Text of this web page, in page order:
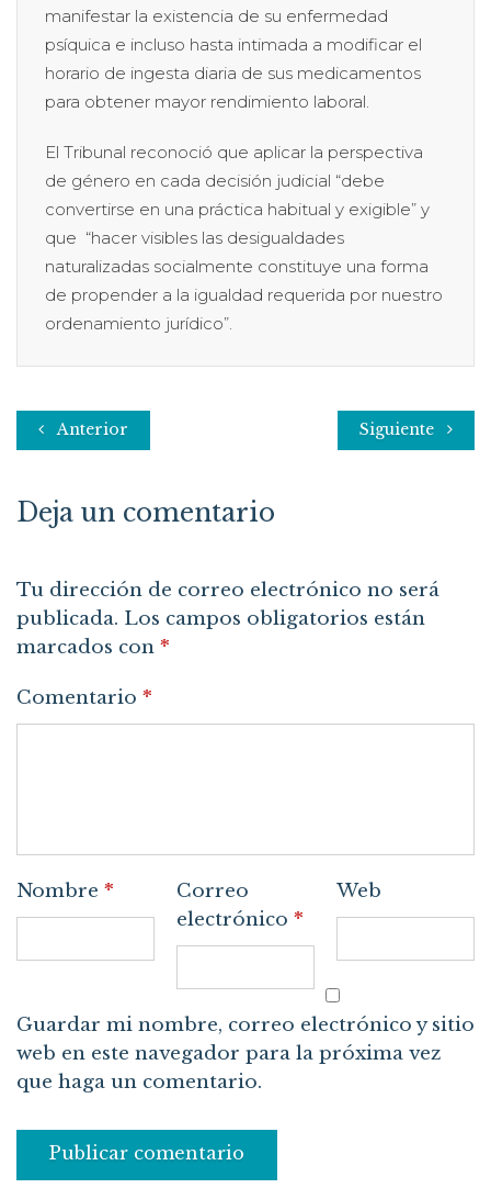
manifestar la existencia de su enfermedad
psíquica e incluso hasta intimada a modificar el
horario de ingesta diaria de sus medicamentos
para obtener mayor rendimiento laboral.
El Tribunal reconoció que aplicar la perspectiva
de género en cada decisión judicial “debe
convertirse en una práctica habitual y exigible” y
que “hacer visibles las desigualdades
naturalizadas socialmente constituye una forma
de propender a la igualdad requerida por nuestro
ordenamiento jurídico”.
Anterior Siguiente
Deja un comentario
Tu dirección de correo electrónico no será
publicada. Los campos obligatorios están
marcados con *
Comentario *
Nombre *
Correo
electrónico *
Web
Guardar mi nombre, correo electrónico y sitio
web en este navegador para la próxima vez
que haga un comentario.